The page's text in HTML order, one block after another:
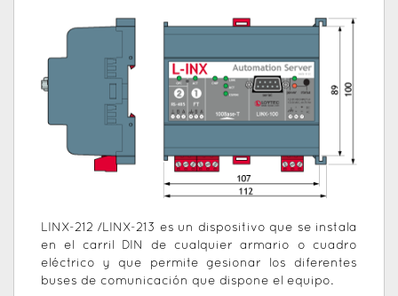
LINX-212 /LINX-213 es un dispositivo que se instala
en el carril DIN de cualquier armario o cuadro
eléctrico y que permite gesionar los diferentes
buses de comunicación que dispone el equipo.